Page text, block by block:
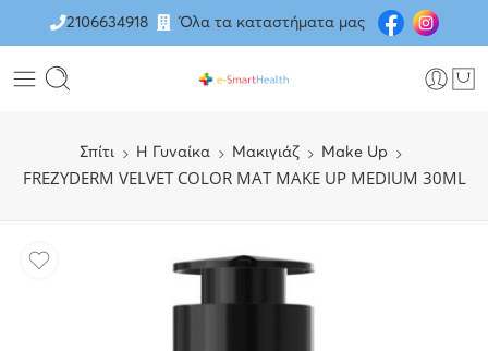
2106634918 Όλα τα καταστήματα μας
Σπίτι H Γυναίκα Μακιγιάζ Make Up
FREZYDERM VELVET COLOR MAT MAKE UP MEDIUM 30ML